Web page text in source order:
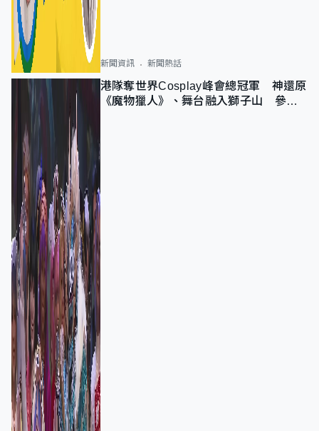
新聞資訊 新聞熱話
港隊奪世界Cosplay峰會總冠軍 神還原
《魔物獵人》、舞台融入獅子山 參賽